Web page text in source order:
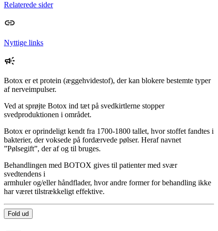
Relaterede sider
Nyttige links
Botox er et protein (æggehvidestof), der kan blokere bestemte typer
af nerveimpulser.
Ved at sprøjte Botox ind tæt på svedkirtlerne stopper
svedproduktionen i området.
Botox er oprindeligt kendt fra 1700-1800 tallet, hvor stoffet fandtes i
bakterier, der voksede på fordærvede pølser. Heraf navnet
”Pølsegift”, der af og til bruges.
Behandlingen med BOTOX gives til patienter med svær
svedtendens i
armhuler og/eller håndflader, hvor andre former for behandling ikke
har været tilstrækkeligt effektive.
Fold ud